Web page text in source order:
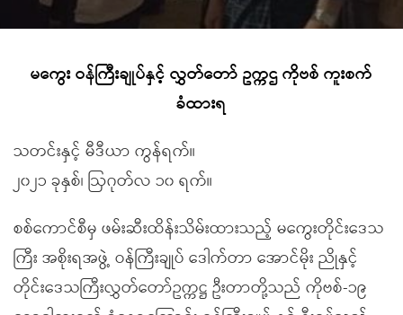
မကွေး ဝန်ကြီးချုပ်နှင့် လွှတ်တော် ဥက္ကဌ ကိုဗစ် ကူးစက်
ခံထားရ
သတင်းနှင့် မီဒီယာ ကွန်ရက်။
၂၀၂၁ ခုနှစ်၊ ဩဂုတ်လ ၁၀ ရက်။
စစ်ကောင်စီမှ ဖမ်းဆီးထိန်းသိမ်းထားသည့် မကွေးတိုင်းဒေသ
ကြီး အစိုးရအဖွဲ့ ဝန်ကြီးချုပ် ဒေါက်တာ အောင်မိုး ညိုနှင့်
တိုင်းဒေသကြီးလွှတ်တော်ဥက္ကဋ္ဌ ဦးတာတို့သည် ကိုဗစ်-၁၉